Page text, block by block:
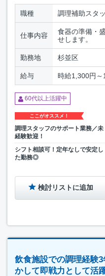
職種 調理補助スタ
仕事内容
食器の準備・
せします。
勤務地 杉並区
給与 時給1,300円～
60代以上活躍中
ここがオススメ！
調理スタッフのサポート業務／未
経験歓迎！
シフト相談可！定年なしで安定し
た勤務◎
検討リストに追加
飲食施設での調理経験
かして即戦力として活